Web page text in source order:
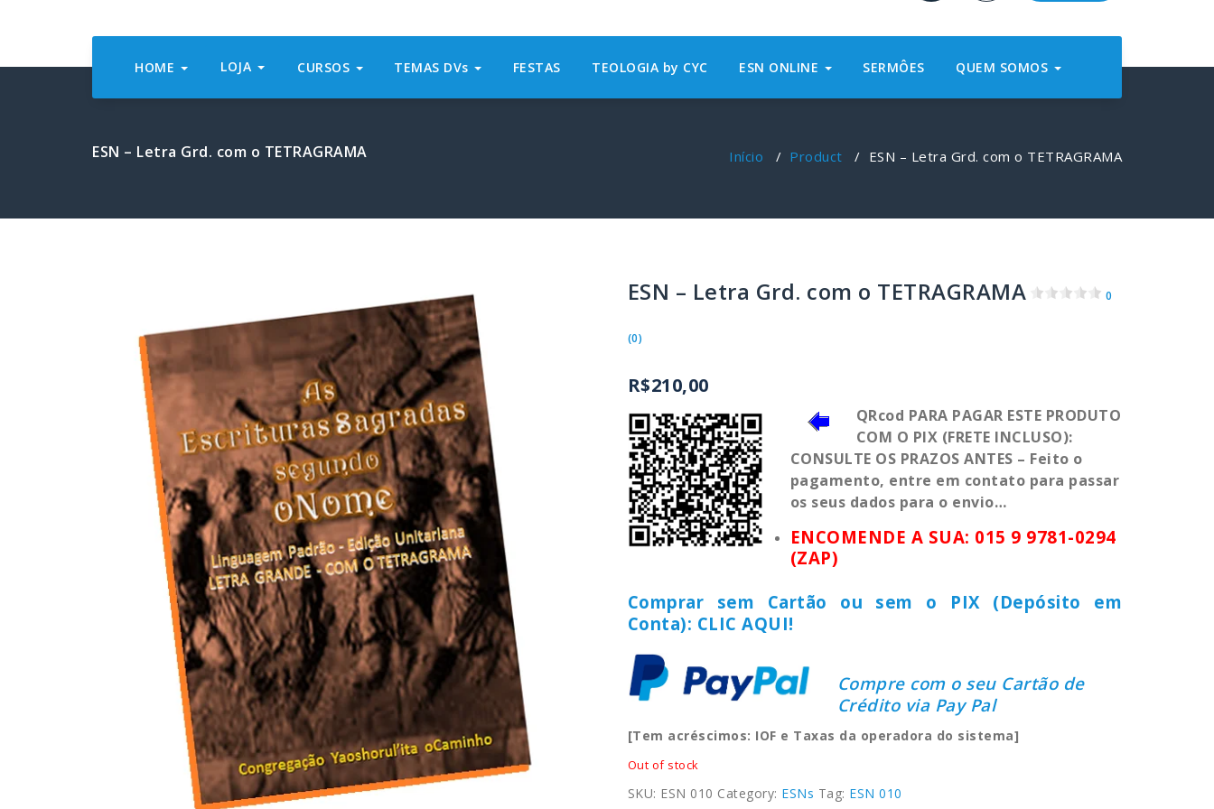
HOME LOJA CURSOS TEMAS DVs FESTAS TEOLOGIA by CYC ESN ONLINE SERMÔES QUEM SOMOS
ESN – Letra Grd. com o TETRAGRAMA Início / Product / ESN – Letra Grd. com o TETRAGRAMA
ESN – Letra Grd. com o TETRAGRAMA 0
(0)
R$210,00
QRcod PARA PAGAR ESTE PRODUTO
COM O PIX (FRETE INCLUSO):
CONSULTE OS PRAZOS ANTES – Feito o
pagamento, entre em contato para passar
os seus dados para o envio…
ENCOMENDE A SUA: 015 9 9781-0294
(ZAP)
Comprar sem Cartão ou sem o PIX (Depósito em
Conta): CLIC AQUI!
Compre com o seu Cartão de
Crédito via Pay Pal
[Tem acréscimos: IOF e Taxas da operadora do sistema]
Out of stock
SKU: ESN 010 Category: ESNs Tag: ESN 010